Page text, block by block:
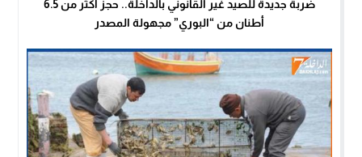
ضربة جديدة للصيد غير القانوني بالداخلة.. حجز أكثر من 6.5
أطنان من “البوري” مجهولة المصدر